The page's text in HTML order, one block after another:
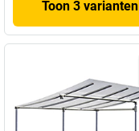
Toon 3 varianten